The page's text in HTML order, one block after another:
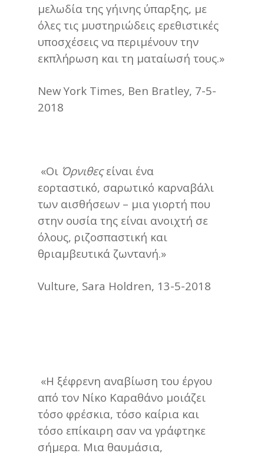
μελωδία της γήινης ύπαρξης, με
όλες τις μυστηριώδεις ερεθιστικές
υποσχέσεις να περιμένουν την
εκπλήρωση και τη ματαίωσή τους.»
New York Times, Ben Bratley, 7-5-
2018
«Οι Όρνιθεςείναι ένα
εορταστικό, σαρωτικό καρναβάλι
των αισθήσεων – μια γιορτή που
στην ουσία της είναι ανοιχτή σε
όλους, ριζοσπαστική και
θριαμβευτικά ζωντανή.»
Vulture, Sara Holdren, 13-5-2018
«Η ξέφρενη αναβίωση του έργου
από τον Νίκο Καραθάνο μοιάζει
τόσο φρέσκια, τόσο καίρια και
τόσο επίκαιρη σαν να γράφτηκε
σήμερα. Μια θαυμάσια,